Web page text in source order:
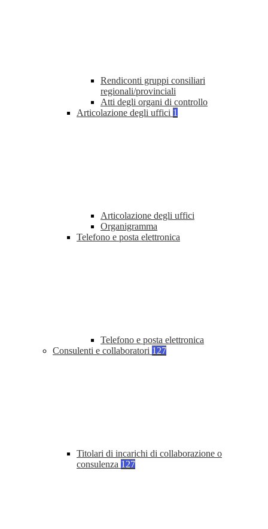
Rendiconti gruppi consiliari
regionali/provinciali
Atti degli organi di controllo
Articolazione degli uffici 1
Articolazione degli uffici
Organigramma
Telefono e posta elettronica
Telefono e posta elettronica
Consulenti e collaboratori 127
Titolari di incarichi di collaborazione o
consulenza 127